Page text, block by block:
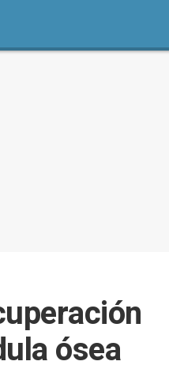
ósea